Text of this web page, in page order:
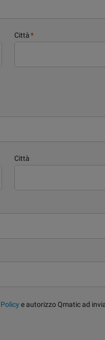
Città*
Città
e autorizzo Qmatic ad